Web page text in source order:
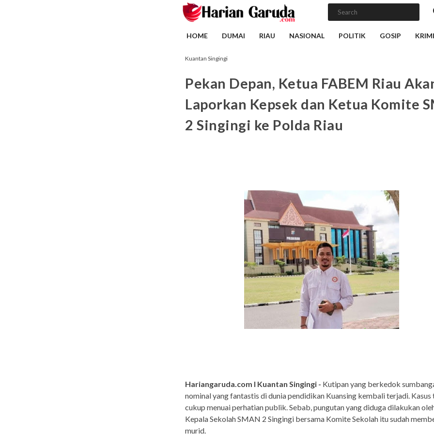
HOME DUMAI RIAU NASIONAL POLITIK GOSIP
Kuantan Singingi
Pekan Depan, Ketua FABEM Riau
Laporkan Kepsek dan Ketua Komite
2 Singingi ke Polda Riau
Hariangaruda.com I Kuantan Singingi - Kutipan yang berkedok
nominal yang fantastis di dunia pendidikan Kuansing kembali terjadi.
cukup menuai perhatian publik. Sebab, pungutan yang diduga dilakukan
Kepala Sekolah SMAN 2 Singingi bersama Komite Sekolah itu sudah
murid.